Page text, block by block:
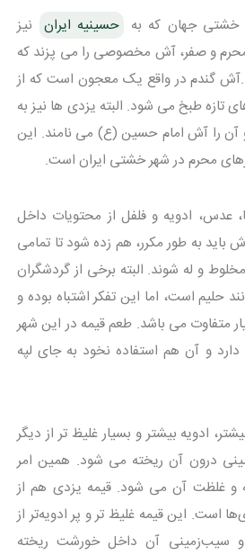
خشتی جهان که به حسینیه ایران نیز
و صفر، آش مخصوصی را می پزند که
گندم در واقع یک معجون است که از
طبخ می شود. البته یزدی ها نیز به
را آش امام حسین (ع) می نامند. این
محرم در شهر خشتی ایران است.
عدس، ادویه و فلفل از محتویات داخل
به طور مکرر، هم زده شود تا تمامی
و له شوند. البته برخی از گردشگران
حلیم است، اما این تفکر اشتباه بوده و
متفاوت می باشد. طعم قیمه در این شهر
و آن هم استفاده نخود به جای لپه
ادویه بیشتر و بسیار غلیظ تر از دیگر
درون آن ریخته می شود. همین امر
و غلظت آن می شود. قیمه یزدی هم از
است. این قیمه غلیظ‌ تر و پر ادویه‌تر از
سیب‌زمینی آن داخل خورشت ریخته